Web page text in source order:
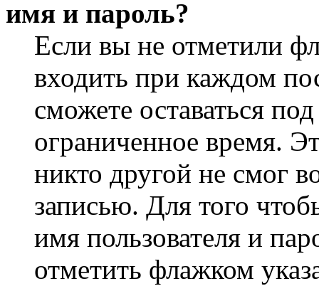
имя и пароль?
Если вы не отметили
входить при каждом
сможете оставаться
ограниченное время.
никто другой не смог
записью. Для того
имя пользователя и
отметить флажком